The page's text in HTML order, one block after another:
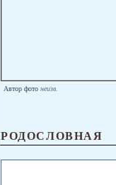
Автор фото неизв.
РОДОСЛОВНАЯ